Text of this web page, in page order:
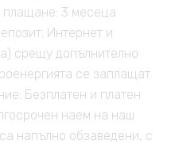
плащане: 3 месеца
Интернет и
срещу допълнително
се заплащат
Безплатен и платен
наем на наш
напълно обзаведени, с